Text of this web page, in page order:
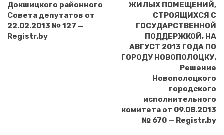
Докшицкого районного
Совета депутатов от
22.02.2013 № 127 —
Registr.by
ЖИЛЫХ ПОМЕЩЕНИЙ,
СТРОЯЩИХСЯ С
ГОСУДАРСТВЕННОЙ
ПОДДЕРЖКОЙ, НА
АВГУСТ 2013 ГОДА ПО
ГОРОДУ НОВОПОЛОЦКУ.
Решение
Новополоцкого
городского
исполнительного
комитета от 09.08.2013
№ 670 — Registr.by